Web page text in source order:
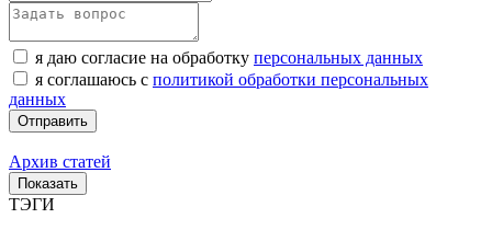
я даю согласие на обработку персональных данных
я соглашаюсь с политикой обработки персональных
данных
Архив статей
ТЭГИ